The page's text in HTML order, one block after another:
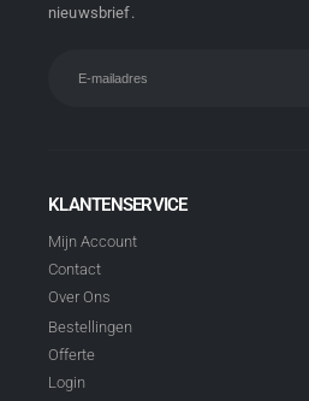
nieuwsbrief.
KLANTENSERVICE
Mijn Account
Contact
Over Ons
Bestellingen
Offerte
Login